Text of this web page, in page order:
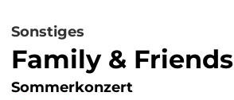
Sonstiges
Family & Friends
Sommerkonzert